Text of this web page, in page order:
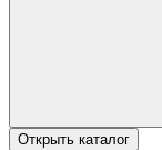
Открыть каталог